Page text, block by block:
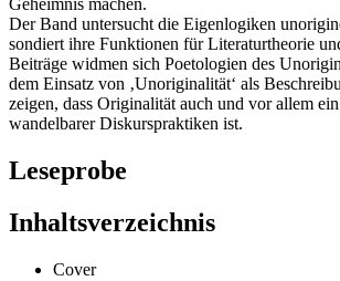
Geheimnis machen.
Der Band untersucht die Eigenlogiken
sondiert ihre Funktionen für Literaturtheorie
Beiträge widmen sich Poetologien des
dem Einsatz von ‚Unoriginalität‘ als
zeigen, dass Originalität auch und vor allem
wandelbarer Diskurspraktiken ist.
Leseprobe
Inhaltsverzeichnis
Cover